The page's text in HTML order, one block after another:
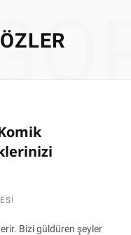
Bizi güldüren şeyler